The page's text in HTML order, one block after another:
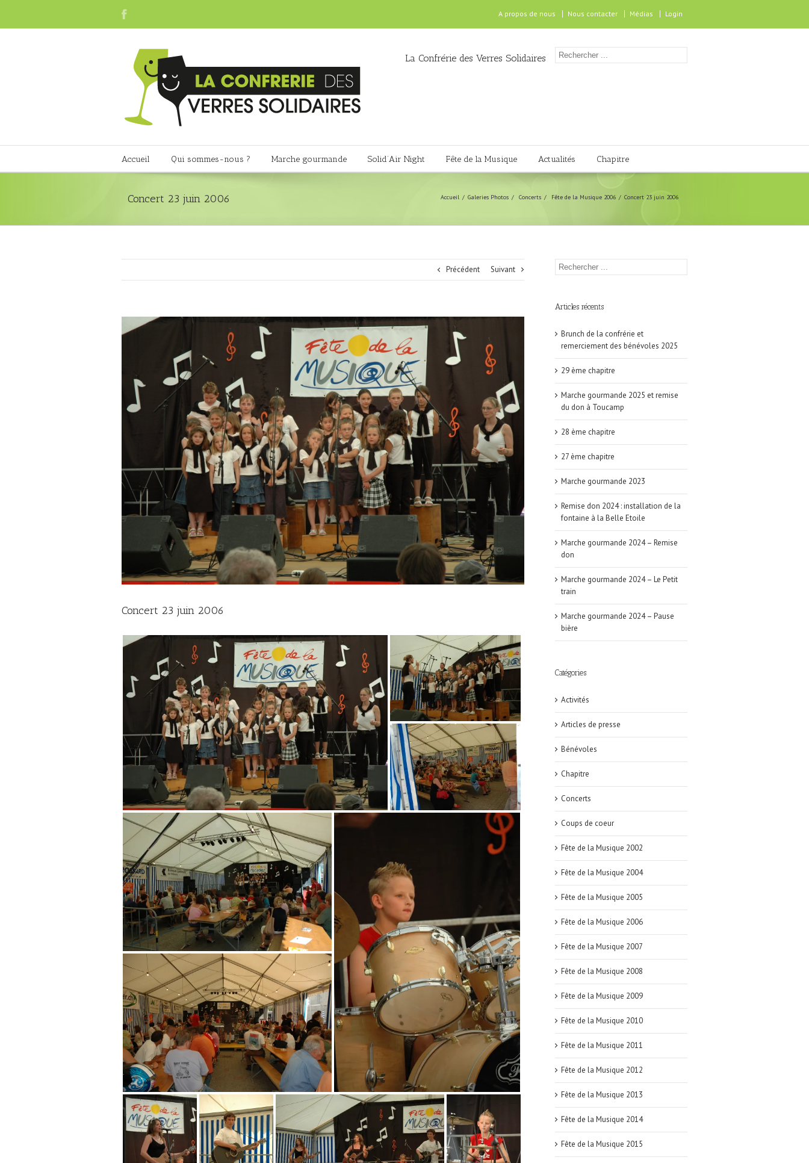
A propos de nous Nous contacter Médias Login
La Confrérie des Verres Solidaires
Accueil Qui sommes-nous ? Marche gourmande Solid’Air Night Fête de la Musique Actualités Chapitre
Concert 23 juin 2006 Accueil Galeries Photos Concerts Fête de la Musique 2006 Concert 23 juin 2006
Précédent Suivant
Concert 23 juin 2006
Articles récents
Brunch de la confrérie et
remerciement des bénévoles 2025
29 ème chapitre
Marche gourmande 2025 et remise
du don à Toucamp
28 ème chapitre
27 ème chapitre
Marche gourmande 2023
Remise don 2024 : installation de la
fontaine à la Belle Etoile
Marche gourmande 2024 – Remise
don
Marche gourmande 2024 – Le Petit
train
Marche gourmande 2024 – Pause
bière
Catégories
Activités
Articles de presse
Bénévoles
Chapitre
Concerts
Coups de coeur
Fête de la Musique 2002
Fête de la Musique 2004
Fête de la Musique 2005
Fête de la Musique 2006
Fête de la Musique 2007
Fête de la Musique 2008
Fête de la Musique 2009
Fête de la Musique 2010
Fête de la Musique 2011
Fête de la Musique 2012
Fête de la Musique 2013
Fête de la Musique 2014
Fête de la Musique 2015